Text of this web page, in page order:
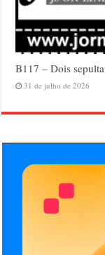
B117 – Dois
31 de julho de 2026